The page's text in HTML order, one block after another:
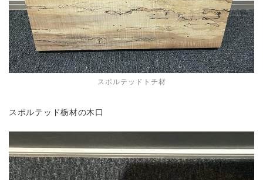
スポルテッドトチ材
スポルテッド栃材の木口